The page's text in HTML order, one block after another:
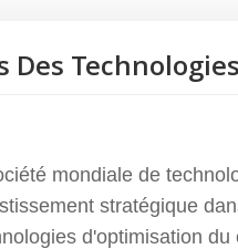
Des
mondiale de
stratégique
d'optimisation